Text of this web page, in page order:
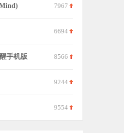
Lost Light国际服2026最新版
像素城市战争最新2026
街口枪战
机动都市阿尔法最新版
星球探索计划游戏